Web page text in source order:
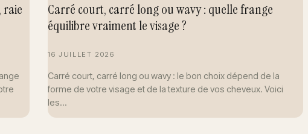
raie
Carré court, carré long ou wavy : quelle frange
équilibre vraiment le visage ?
16 JUILLET 2026
Carré court, carré long ou wavy : le bon choix dépend de la
forme de votre visage et de la texture de vos cheveux. Voici
les…